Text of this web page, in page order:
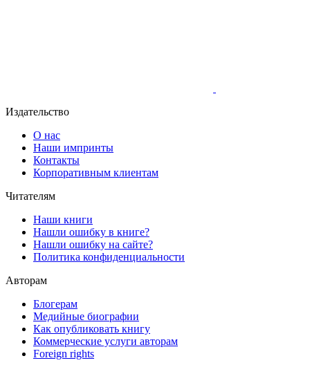
Издательство
О нас
Наши импринты
Контакты
Корпоративным клиентам
Читателям
Наши книги
Нашли ошибку в книге?
Нашли ошибку на сайте?
Политика конфиденциальности
Авторам
Блогерам
Медийные биографии
Как опубликовать книгу
Коммерческие услуги авторам
Foreign rights